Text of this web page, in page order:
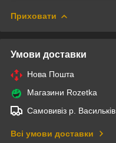
Приховати
Умови доставки
Нова Пошта
Магазини Rozetka
Самовивіз р. Васильків
Всі умови доставки